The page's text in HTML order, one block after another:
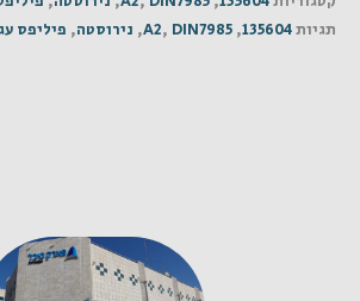
תגיות135604
,
A2, DIN7985
, נירוסטה, פיליפס